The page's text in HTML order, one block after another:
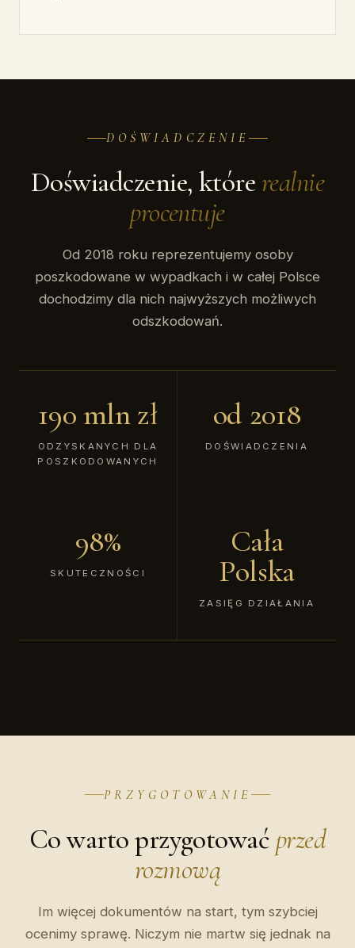
DOŚWIADCZENIE
Doświadczenie, które realnie
procentuje
Od 2018 roku reprezentujemy osoby
poszkodowane w wypadkach i w całej Polsce
dochodzimy dla nich najwyższych możliwych
odszkodowań.
190 mln zł
ODZYSKANYCH DLA
POSZKODOWANYCH
od 2018
DOŚWIADCZENIA
98%
SKUTECZNOŚCI
Cała
Polska
ZASIĘG DZIAŁANIA
PRZYGOTOWANIE
Co warto przygotować przed
rozmową
Im więcej dokumentów na start, tym szybciej
ocenimy sprawę. Niczym nie martw się jednak na